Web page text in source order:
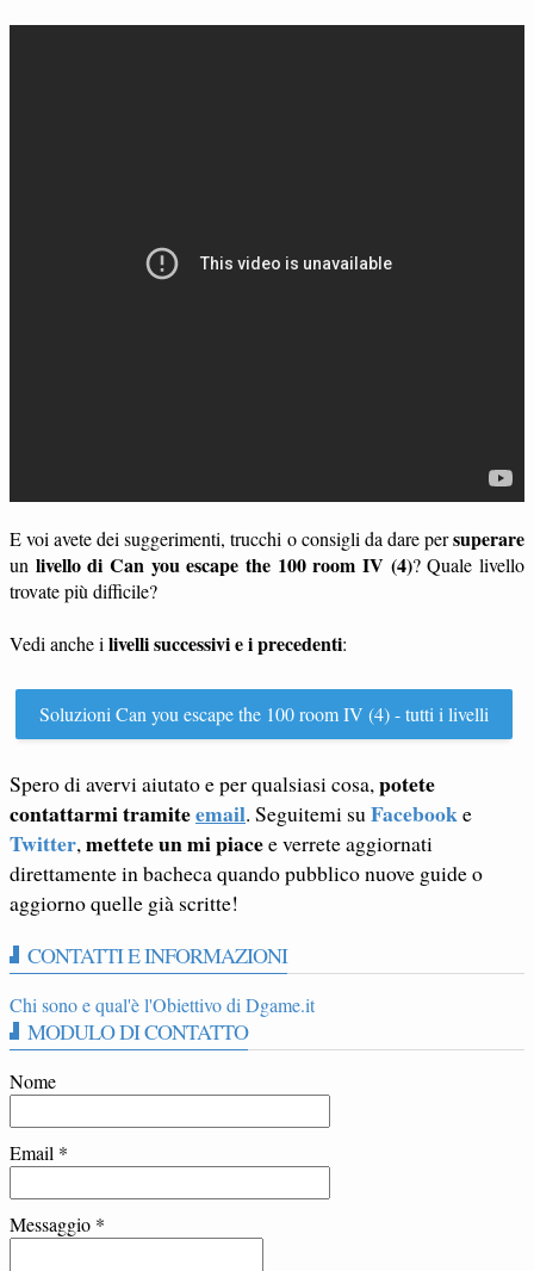
E voi avete dei suggerimenti, trucchi o consigli da dare persuperare
un livello di Can you escape the 100 room IV (4)? Quale livello
trovate più difficile?
Vedi anche ilivelli successivi e i precedenti:
Soluzioni Can you escape the 100 room IV (4) - tutti i livelli
Spero di avervi aiutato e per qualsiasi cosa,potete
contattarmi tramiteemail. Seguitemi suFacebooke
Twitter,mettete un mi piacee verrete aggiornati
direttamente in bacheca quando pubblico nuove guide o
aggiorno quelle già scritte!
CONTATTI E INFORMAZIONI
Chi sono e qual'è l'Obiettivo di Dgame.it
MODULO DI CONTATTO
Nome
Email *
Messaggio *